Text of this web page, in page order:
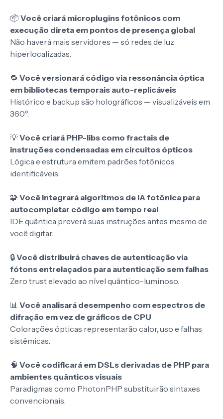
📦 Você criará microplugins fotônicos com
execução direta em pontos de presença global
Não haverá mais servidores — só redes de luz
hiperlocalizadas.
🔁 Você versionará código via ressonância óptica
em bibliotecas temporais auto-replicáveis
Histórico e backup são holográficos — visualizáveis em
360º.
💡Você criará PHP-libs como fractais de
instruções condensadas em circuitos ópticos
Lógica e estrutura emitem padrões fotônicos
identificáveis.
🧩 Você integrará algoritmos de IA fotônica para
autocompletar código em tempo real
IDE quântica preverá suas instruções antes mesmo de
você digitar.
🔒Você distribuirá chaves de autenticação via
fótons entrelaçados para autenticação sem falhas
Zero trust elevado ao nível quântico-luminoso.
📊 Você analisará desempenho com espectros de
difração em vez de gráficos de CPU
Colorações ópticas representarão calor, uso e falhas
sistêmicas.
🧠 Você codificará em DSLs derivadas de PHP para
ambientes quânticos visuais
Paradigmas como PhotonPHP substituirão sintaxes
convencionais.